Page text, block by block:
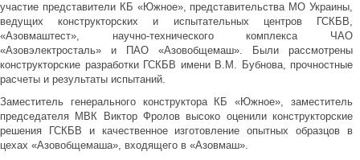
участие представители КБ «Южное», представительства МО Украины,
ведущих конструкторских и испытательных центров ГСКБВ,
«Азовмаштест», научно-технического комплекса ЧАО
«Азовэлектросталь» и ПАО «Азовобщемаш». Были рассмотрены
конструкторские разработки ГСКБВ имени В.М. Бубнова, прочностные
расчеты и результаты испытаний.
Заместитель генерального конструктора КБ «Южное», заместитель
председателя МВК Виктор Фролов высоко оценили конструкторские
решения ГСКБВ и качественное изготовление опытных образцов в
цехах «Азовобщемаша», входящего в «Азовмаш».